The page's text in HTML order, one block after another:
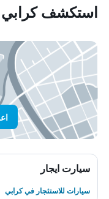
استكشف كرابي
سيارت ايجار
سيارات للاستئجار في كرابي